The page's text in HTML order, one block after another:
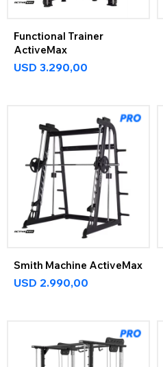
Functional Trainer
ActiveMax
USD 3.290,00
Smith Machine ActiveMax
USD 2.990,00